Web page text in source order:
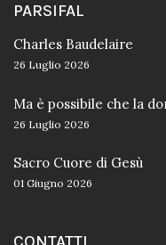
PARSIFAL
Charles Baudelaire
26 Luglio 2026
Ma è possibile che la
26 Luglio 2026
Sacro Cuore di Gesù
01 Giugno 2026